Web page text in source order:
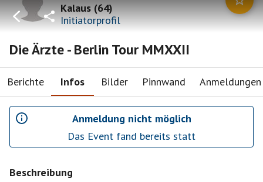
Kalaus(64)
Initiatorprofil
Die Ärzte - Berlin Tour MMXXII
Berichte Infos Bilder Pinnwand Anmeldungen
Anmeldung nicht möglich
Das Event fand bereits statt
Beschreibung